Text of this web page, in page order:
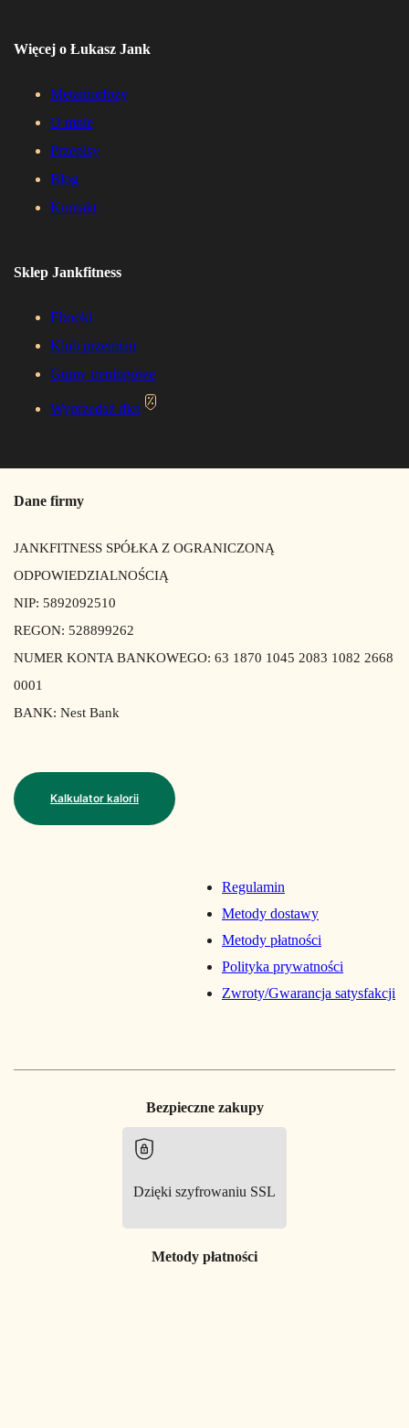
Więcej o Łukasz Jank
Metamorfozy
O mnie
Przepisy
Blog
Kontakt
Sklep Jankfitness
Ebooki
Klub przemian
Gumy treningowe
Wyprzedaż diet
Dane firmy
JANKFITNESS SPÓŁKA Z OGRANICZONĄ
ODPOWIEDZIALNOŚCIĄ
NIP: 5892092510
REGON: 528899262
NUMER KONTA BANKOWEGO: 63 1870 1045 2083 1082 2668
0001
BANK: Nest Bank
Kalkulator kalorii
Regulamin
Metody dostawy
Metody płatności
Polityka prywatności
Zwroty/Gwarancja satysfakcji
Bezpieczne zakupy
Dzięki szyfrowaniu SSL
Metody płatności